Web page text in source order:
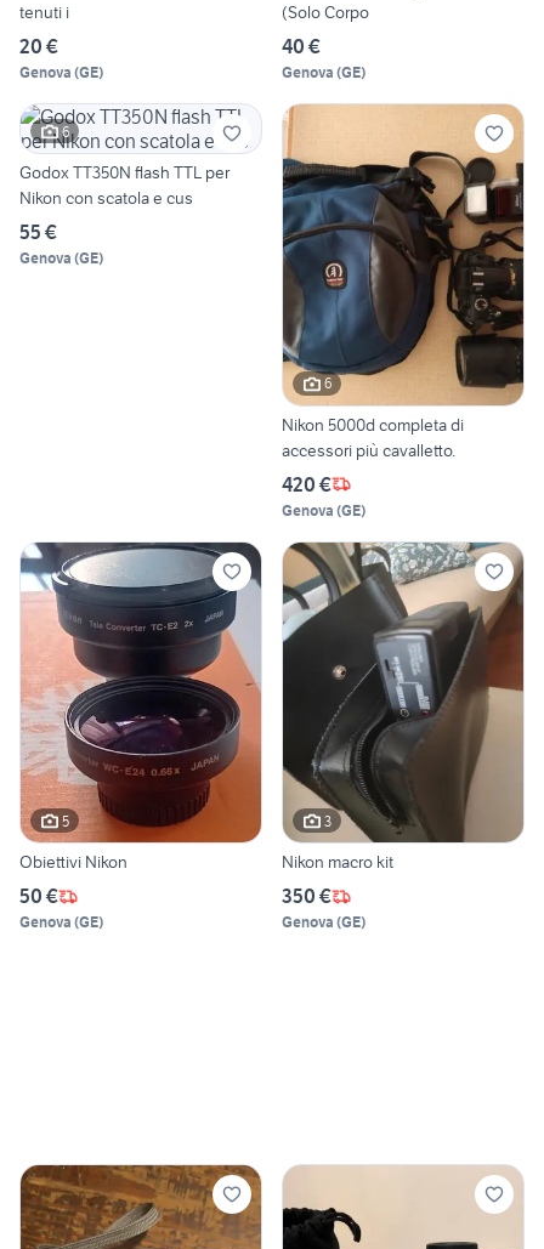
tenuti i
20 €
Genova (GE)
(Solo Corpo
40 €
Genova (GE)
6
Godox TT350N flash TTL per
Nikon con scatola e cus
55 €
Genova (GE)
6
Nikon 5000d completa di
accessori più cavalletto.
420 €
Genova (GE)
5
Obiettivi Nikon
50 €
Genova (GE)
3
Nikon macro kit
350 €
Genova (GE)